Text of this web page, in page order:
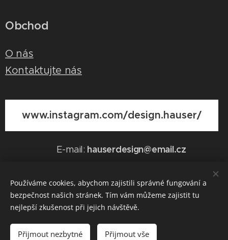
Do košíku
Obchod
O nás
Kontaktujte nás
www.instagram.com/design.hauser/
E-mail: hauserdesign@email.cz
Vytvořeno službouWebnode Cookies
Používáme cookies, abychom zajistili správné fungování a
bezpečnost našich stránek. Tím vám můžeme zajistit tu
nejlepší zkušenost při jejich návštěvě.
Přijmout nezbytné Přijmout vše